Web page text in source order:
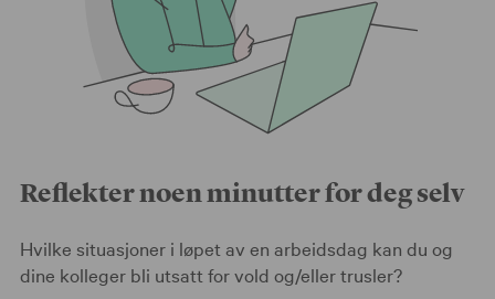
Reflekter noen minutter for deg selv
Hvilke situasjoner i løpet av en arbeidsdag kan du og
dine kolleger bli utsatt for vold og/eller trusler?